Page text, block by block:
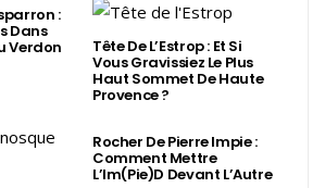
:
Dans
Verdon Tête De L’Estrop : Et Si
Vous Gravissiez Le Plus
Haut Sommet De Haute
Provence ?
Rocher De Pierre Impie :
Comment Mettre
L’Im(Pie)d Devant L’Autre